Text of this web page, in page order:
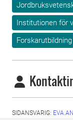
Institutionen för
Forskarutbildning
SIDANSVARIG: